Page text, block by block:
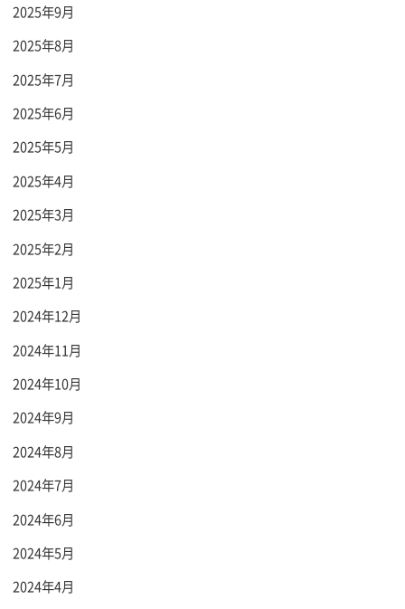
2025年9月
2025年8月
2025年7月
2025年6月
2025年5月
2025年4月
2025年3月
2025年2月
2025年1月
2024年12月
2024年11月
2024年10月
2024年9月
2024年8月
2024年7月
2024年6月
2024年5月
2024年4月